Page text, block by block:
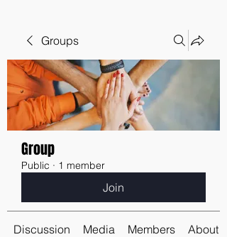
Groups
Group
Public · 1 member
Join
Discussion Media Members About